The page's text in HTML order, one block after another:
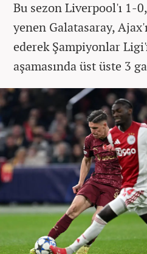
Bu sezon Liverpool'ı 1-
yenen Galatasaray,
ederek Şampiyonlar
aşamasında üst üste 3